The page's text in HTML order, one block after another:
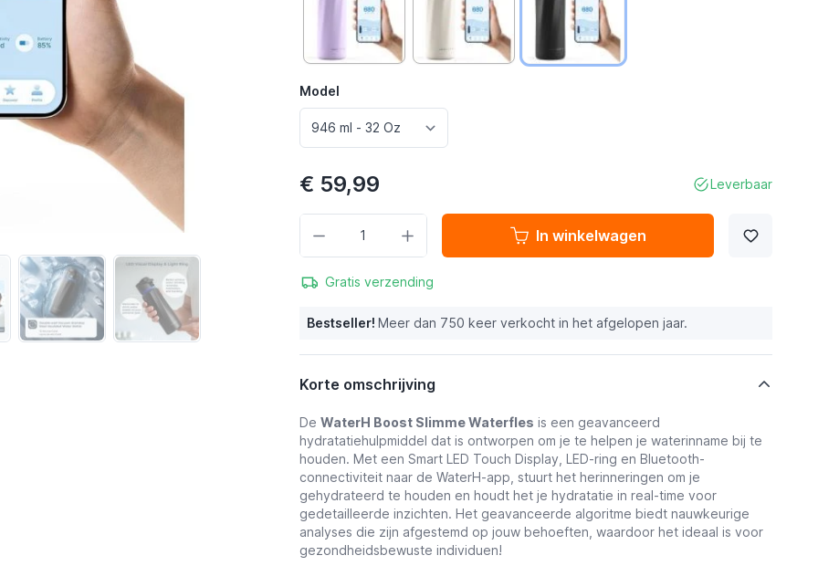
Model
€ 59,99 Leverbaar
In winkelwagen
Gratis verzending
Bestseller! Meer dan 750 keer verkocht in het afgelopen jaar.
Korte omschrijving
De WaterH Boost Slimme Waterfles is een geavanceerd
hydratatiehulpmiddel dat is ontworpen om je te helpen je waterinname bij te
houden. Met een Smart LED Touch Display, LED-ring en Bluetooth-
connectiviteit naar de WaterH-app, stuurt het herinneringen om je
gehydrateerd te houden en houdt het je hydratatie in real-time voor
gedetailleerde inzichten. Het geavanceerde algoritme biedt nauwkeurige
analyses die zijn afgestemd op jouw behoeften, waardoor het ideaal is voor
gezondheidsbewuste individuen!